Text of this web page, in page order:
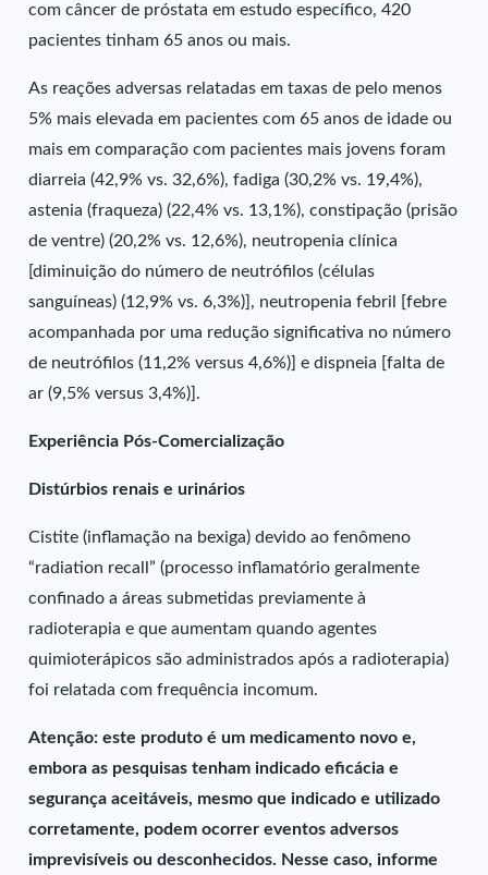
com câncer de próstata em estudo específico, 420
pacientes tinham 65 anos ou mais.
As reações adversas relatadas em taxas de pelo menos
5% mais elevada em pacientes com 65 anos de idade ou
mais em comparação com pacientes mais jovens foram
diarreia (42,9% vs. 32,6%), fadiga (30,2% vs. 19,4%),
astenia (fraqueza) (22,4% vs. 13,1%), constipação (prisão
de ventre) (20,2% vs. 12,6%), neutropenia clínica
[diminuição do número de neutrófilos (células
sanguíneas) (12,9% vs. 6,3%)], neutropenia febril [febre
acompanhada por uma redução significativa no número
de neutrófilos (11,2% versus 4,6%)] e dispneia [falta de
ar (9,5% versus 3,4%)].
Experiência Pós-Comercialização
Distúrbios renais e urinários
Cistite (inflamação na bexiga) devido ao fenômeno
“radiation recall” (processo inflamatório geralmente
confinado a áreas submetidas previamente à
radioterapia e que aumentam quando agentes
quimioterápicos são administrados após a radioterapia)
foi relatada com frequência incomum.
Atenção: este produto é um medicamento novo e,
embora as pesquisas tenham indicado eficácia e
segurança aceitáveis, mesmo que indicado e utilizado
corretamente, podem ocorrer eventos adversos
imprevisíveis ou desconhecidos. Nesse caso, informe